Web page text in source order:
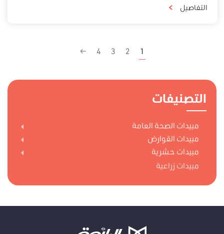
التفاصيل
1
2
3
4
←
التصنيفات
مبيدات الصحة العامة
مبيدات القوارض
مبيدات حشرية
مبيدات زراعية